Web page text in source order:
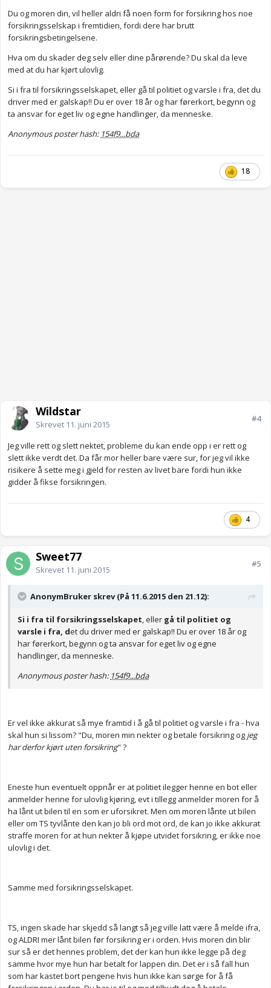
Du og moren din, vil heller aldri få noen form for forsikring hos noe
forsikringsselskap i fremtidien, fordi dere har brutt
forsikringsbetingelsene.
Hva om du skader deg selv eller dine pårørende? Du skal da leve
med at du har kjørt ulovlig.
Si i fra til forsikringsselskapet, eller gå til politiet og varsle i fra, det du
driver med er galskap!! Du er over 18 år og har førerkort, begynn og
ta ansvar for eget liv og egne handlinger, da menneske.
Anonymous poster hash: 154f9...bda
18
Wildstar
Skrevet 11. juni 2015
#4
Jeg ville rett og slett nektet, probleme du kan ende opp i er rett og
slett ikke verdt det. Da får mor heller bare være sur, for jeg vil ikke
risikere å sette meg i gjeld for resten av livet bare fordi hun ikke
gidder å fikse forsikringen.
4
Sweet77
Skrevet 11. juni 2015
#5
AnonymBruker skrev (På 11.6.2015 den 21.12):
Si i fra til forsikringsselskapet, eller gå til politiet og
varsle i fra, det du driver med er galskap!! Du er over 18 år og
har førerkort, begynn og ta ansvar for eget liv og egne
handlinger, da menneske.
Anonymous poster hash: 154f9...bda
Er vel ikke akkurat så mye framtid i å gå til politiet og varsle i fra - hva
skal hun si lissom? "Du, moren min nekter og betale forsikring og jeg
har derfor kjørt uten forsikring" ?
Eneste hun eventuelt oppnår er at politiet ilegger henne en bot eller
anmelder henne for ulovlig kjøring, evt i tillegg anmelder moren for å
ha lånt ut bilen til en som er uforsikret. Men om moren lånte ut bilen
eller om TS tyvlånte den kan jo bli ord mot ord, de kan jo ikke akkurat
straffe moren for at hun nekter å kjøpe utvidet forsikring, er ikke noe
ulovlig i det.
Samme med forsikringsselskapet.
TS, ingen skade har skjedd så langt så jeg ville latt være å melde ifra,
og ALDRI mer lånt bilen før forsikring er i orden. Hvis moren din blir
sur så er det hennes problem, det der kan hun ikke legge på deg
samme hvor mye hun har betalt for lappen din. Det er i så fall hun
som har kastet bort pengene hvis hun ikke kan sørge for å få